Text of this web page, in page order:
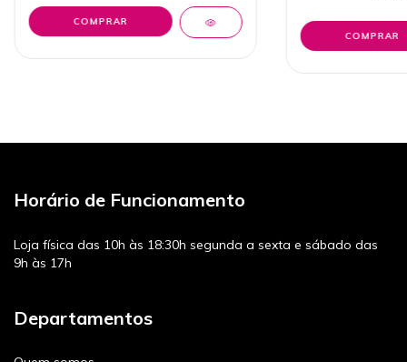
Horário de Funcionamento
Loja física das 10h às 18:30h segunda a sexta e sábado das
9h às 17h
Departamentos